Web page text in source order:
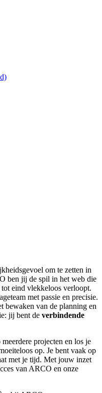
om te zetten in
ben jij de spil in het web die
eind vlekkeloos verloopt.
met passie en precisie.
bewaken van de planning en
jij bent de verbindende
projecten en los je
op. Je bent vaak op
met je tijd. Met jouw inzet
van ARCO en onze